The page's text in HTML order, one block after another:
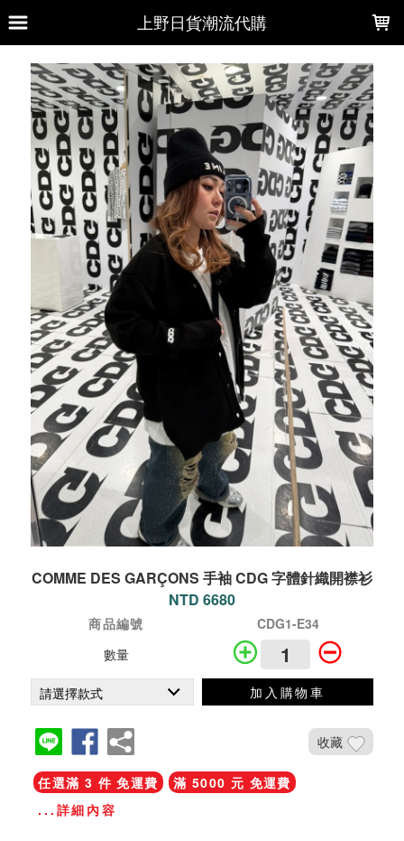
上野日貨潮流代購
COMME DES GARÇONS 手袖 CDG 字體針織開襟衫
NTD 6680
商品編號
CDG1-E34
數量
加入購物車
收藏
任選滿 3 件 免運費
滿 5000 元 免運費
...詳細內容